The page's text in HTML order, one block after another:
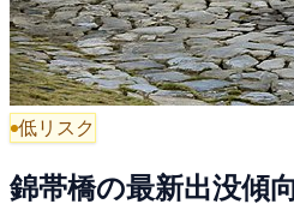
低リスク
錦帯橋の最新出没傾